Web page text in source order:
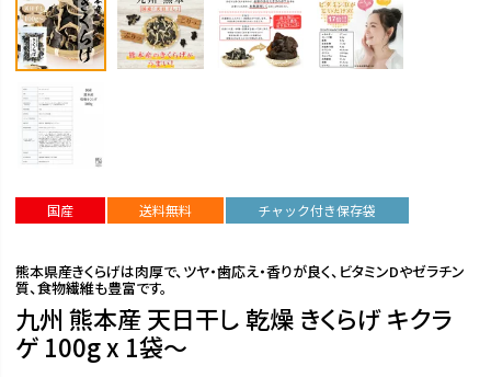
国産 送料無料 チャック付き保存袋
熊本県産きくらげは肉厚で、ツヤ・歯応え・香りが良く、ビタミンDやゼラチン
質、食物繊維も豊富です。
九州 熊本産 天日干し 乾燥 きくらげ キクラ
ゲ 100g x 1袋～